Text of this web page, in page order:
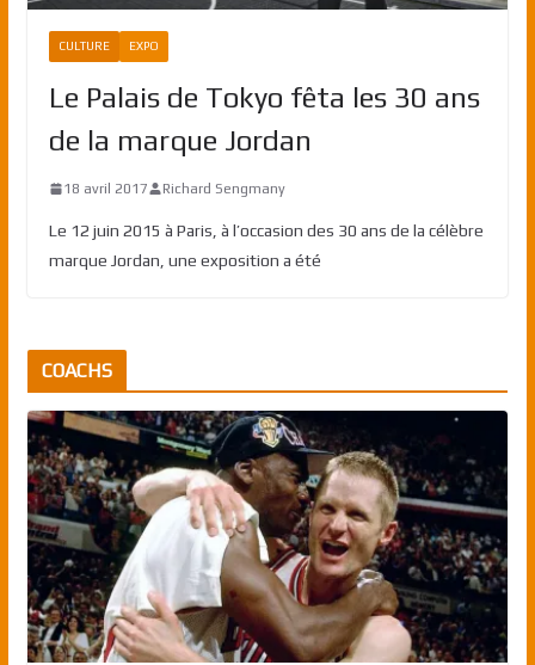
CULTURE EXPO
Le Palais de Tokyo fêta les 30 ans
de la marque Jordan
18 avril 2017 Richard Sengmany
Le 12 juin 2015 à Paris, à l’occasion des 30 ans de la célèbre
marque Jordan, une exposition a été
COACHS